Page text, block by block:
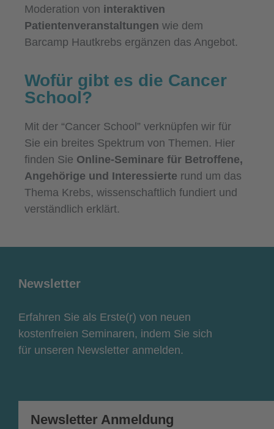
Moderation von interaktiven
Patientenveranstaltungen wie dem
Barcamp Hautkrebs ergänzen das Angebot.
Wofür gibt es die Cancer
School?
Mit der “Cancer School” verknüpfen wir für
Sie ein breites Spektrum von Themen. Hier
finden Sie Online-Seminare für Betroffene,
Angehörige und Interessierte rund um das
Thema Krebs, wissenschaftlich fundiert und
verständlich erklärt.
Newsletter
Erfahren Sie als Erste(r) von neuen
kostenfreien Seminaren, indem Sie sich
für unseren Newsletter anmelden.
Newsletter Anmeldung